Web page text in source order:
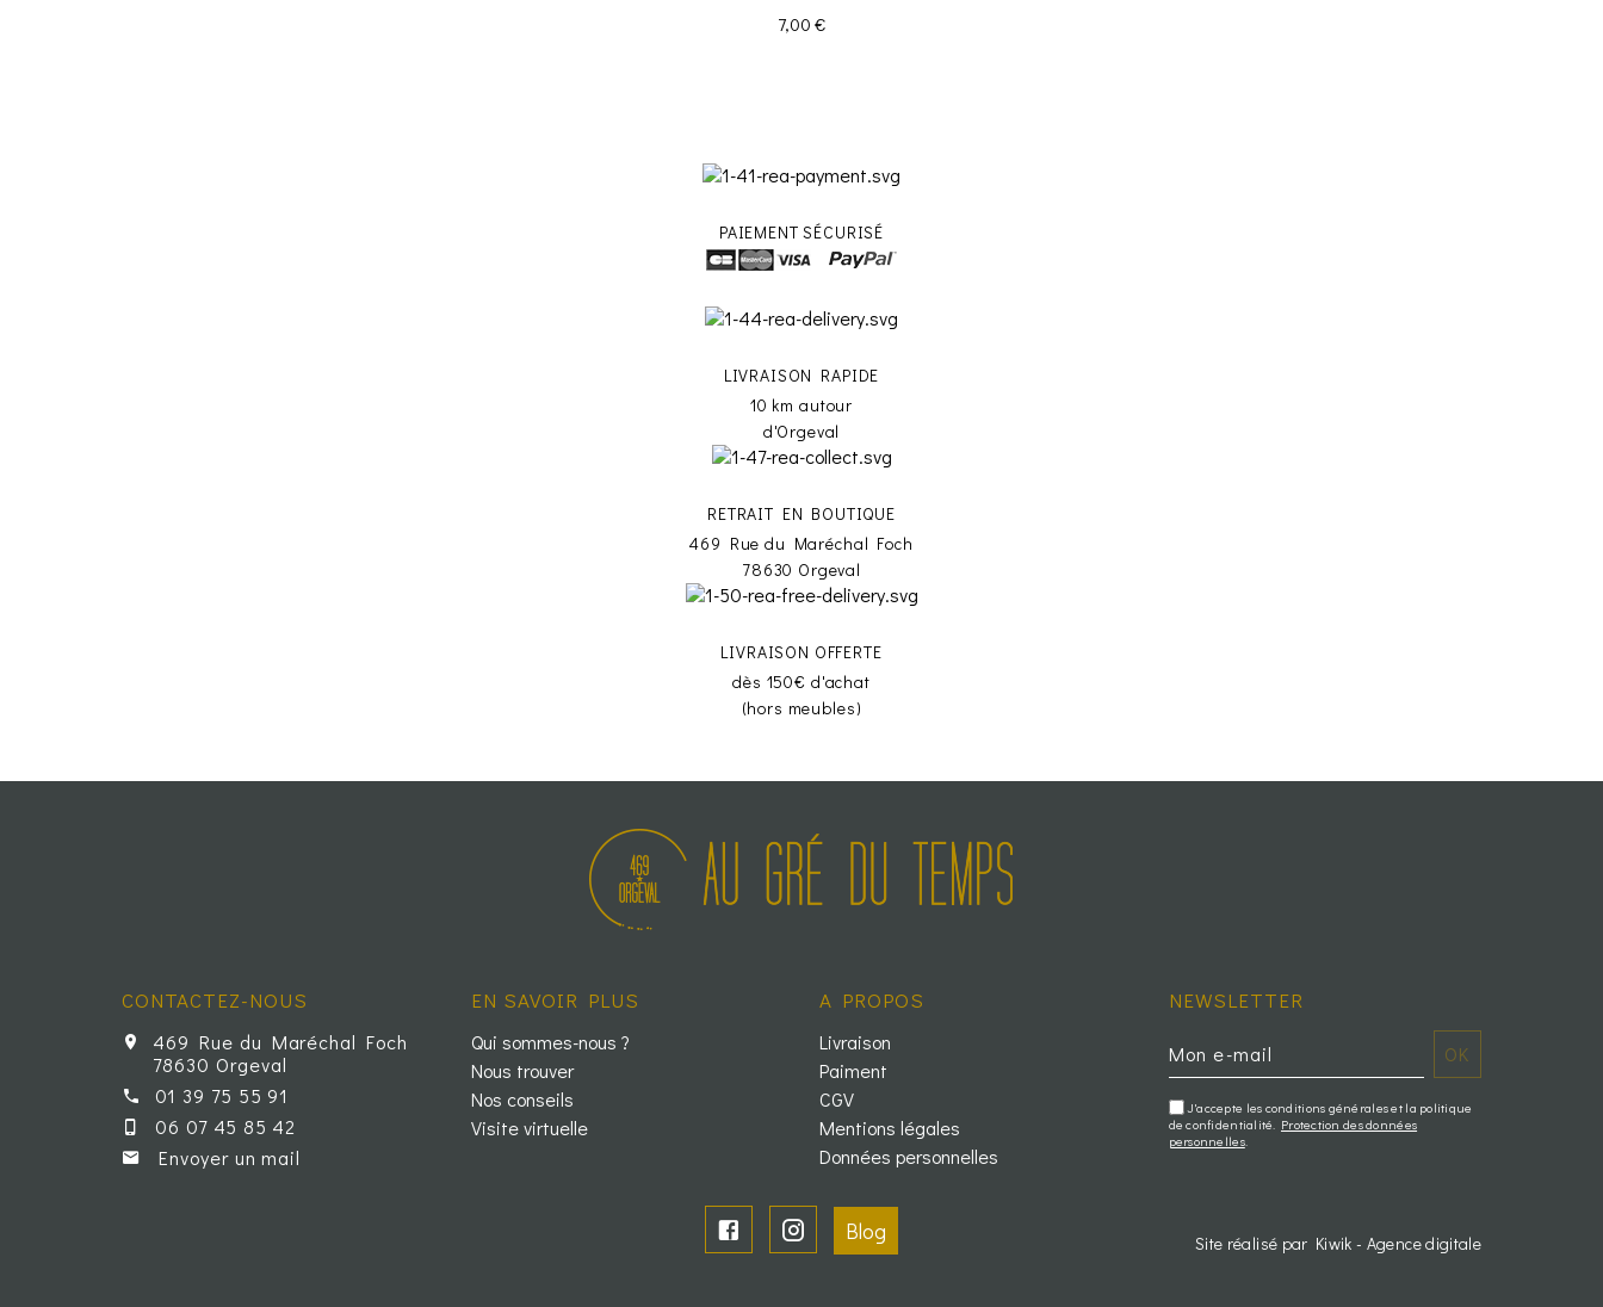
Prix
7,00 €
PAIEMENT SÉCURISÉ
LIVRAISON RAPIDE
10 km autour
d'Orgeval
RETRAIT EN BOUTIQUE
469 Rue du Maréchal Foch
78630 Orgeval
LIVRAISON OFFERTE
dès 150€ d'achat
(hors meubles)
CONTACTEZ-NOUS
469 Rue du Maréchal Foch
78630 Orgeval
01 39 75 55 91
06 07 45 85 42
Envoyer un mail
EN SAVOIR PLUS
Qui sommes-nous ?
Nous trouver
Nos conseils
Visite virtuelle
A PROPOS
Livraison
Paiment
CGV
Mentions légales
Données personnelles
NEWSLETTER
J'accepte les conditions générales et la politique
de confidentialité. Protection des données
personnelles.
Blog Site réalisé par Kiwik - Agence digitale